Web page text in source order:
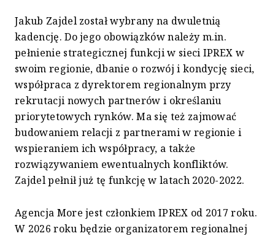
Jakub Zajdel został wybrany na dwuletnią
kadencję. Do jego obowiązków należy m.in.
pełnienie strategicznej funkcji w sieci IPREX w
swoim regionie, dbanie o rozwój i kondycję sieci,
współpraca z dyrektorem regionalnym przy
rekrutacji nowych partnerów i określaniu
priorytetowych rynków. Ma się też zajmować
budowaniem relacji z partnerami w regionie i
wspieraniem ich współpracy, a także
rozwiązywaniem ewentualnych konfliktów.
Zajdel pełnił już tę funkcję w latach 2020-2022.
Agencja More jest członkiem IPREX od 2017 roku.
W 2026 roku będzie organizatorem regionalnej